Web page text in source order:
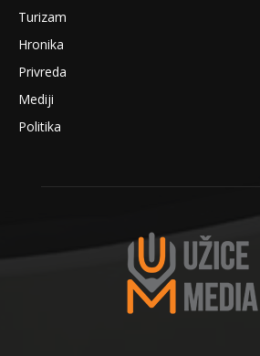
Turizam
Hronika
Privreda
Mediji
Politika